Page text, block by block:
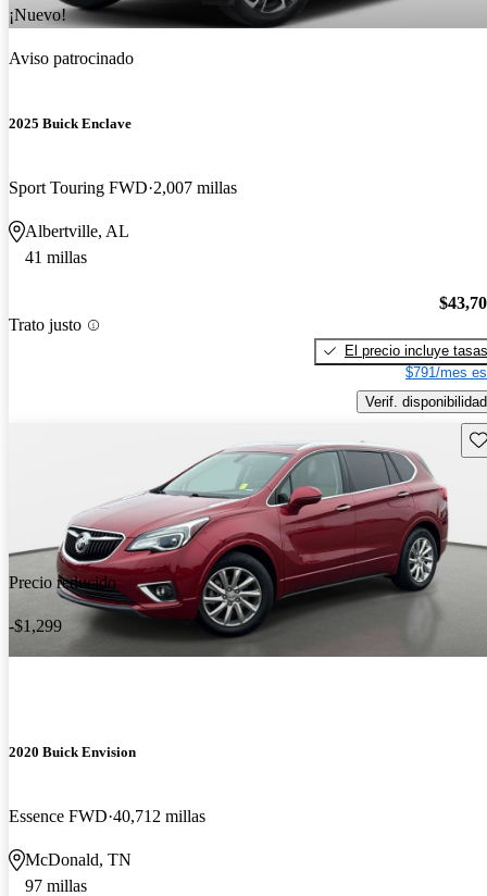
¡Nuevo!
Aviso patrocinado
2025 Buick Enclave
Sport Touring FWD 2,007 millas
Albertville, AL
41 millas
Trato justo
El precio incluye tasas
$791/mes
Verif. disponibilidad
Precio reducido
-$1,299
2020 Buick Envision
Essence FWD 40,712 millas
McDonald, TN
97 millas